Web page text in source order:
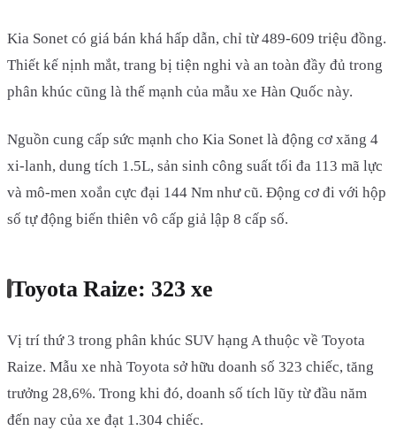
Kia Sonet có giá bán khá hấp dẫn, chỉ từ 489-609 triệu đồng.
Thiết kế nịnh mắt, trang bị tiện nghi và an toàn đầy đủ trong
phân khúc cũng là thế mạnh của mẫu xe Hàn Quốc này.
Nguồn cung cấp sức mạnh cho Kia Sonet là động cơ xăng 4
xi-lanh, dung tích 1.5L, sản sinh công suất tối đa 113 mã lực
và mô-men xoắn cực đại 144 Nm như cũ. Động cơ đi với hộp
số tự động biến thiên vô cấp giả lập 8 cấp số.
Toyota Raize: 323 xe
Vị trí thứ 3 trong phân khúc SUV hạng A thuộc về Toyota
Raize. Mẫu xe nhà Toyota sở hữu doanh số 323 chiếc, tăng
trưởng 28,6%. Trong khi đó, doanh số tích lũy từ đầu năm
đến nay của xe đạt 1.304 chiếc.